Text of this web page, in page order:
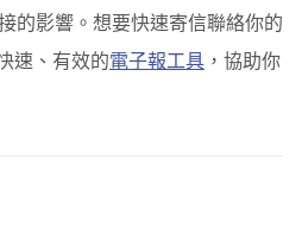
的影響。 想要快速寄信聯絡你的
速、有效的電子報工具 ，協助你